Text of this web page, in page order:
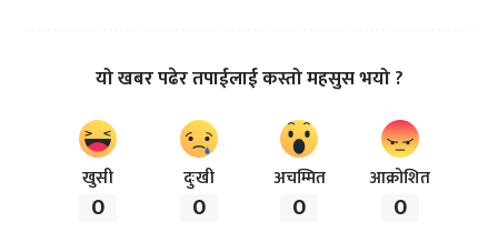
यो खबर पढेर तपाईलाई कस्तो महसुस भयो ?
खुसी
0
दुःखी
0
अचम्मित
0
आक्रोशित
0